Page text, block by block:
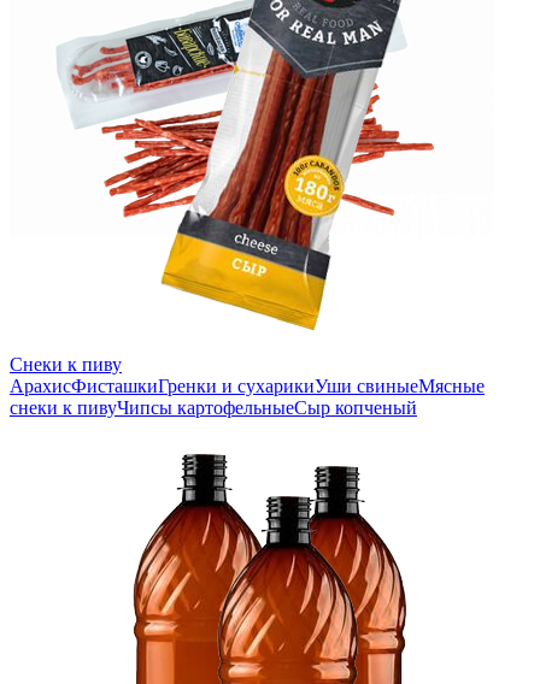
Снеки к пиву
АрахисФисташкиГренки и сухарикиУши свиныеМясные
снеки к пивуЧипсы картофельныеСыр копченый